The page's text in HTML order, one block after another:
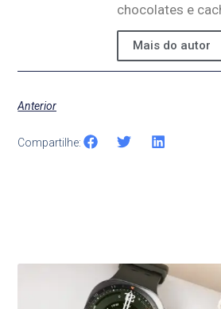
chocolates e
Mais do autor
Anterior
Compartilhe:
Últimas